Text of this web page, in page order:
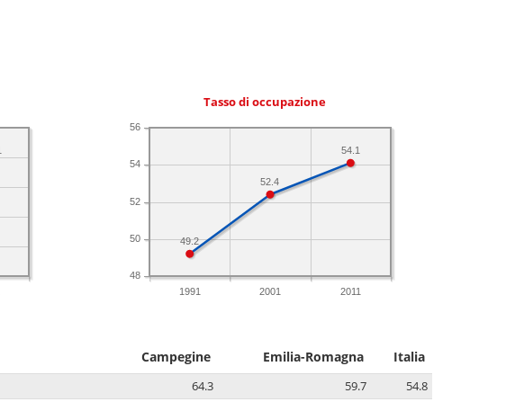
Tasso di occupazione
1991 2001 2011
48
50
52
54
56
54.1
52.4
49.2
Campegine Emilia-Romagna Italia
64.3 59.7
54.8